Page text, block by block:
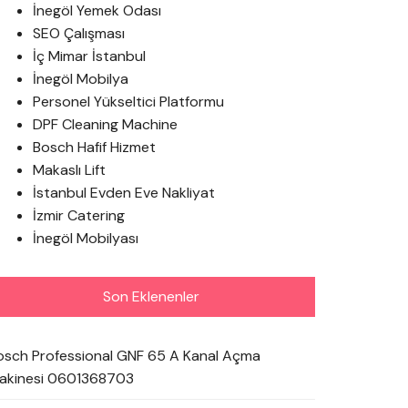
İnegöl Yemek Odası
SEO Çalışması
İç Mimar İstanbul
İnegöl Mobilya
Personel Yükseltici Platformu
DPF Cleaning Machine
Bosch Hafif Hizmet
Makaslı Lift
İstanbul Evden Eve Nakliyat
İzmir Catering
İnegöl Mobilyası
Son Eklenenler
Professional GNF 65 A Kanal Açma
0601368703